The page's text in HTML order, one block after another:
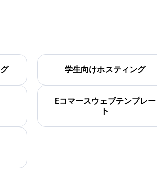
学生向けホスティング
Eコマースウェブテンプレー
ト